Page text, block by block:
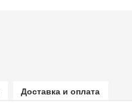
Доставка и оплата